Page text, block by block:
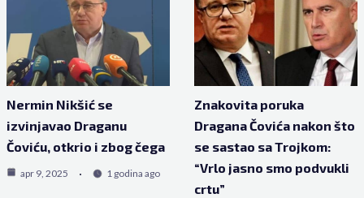
Nermin Nikšić se
izvinjavao Draganu
Čoviću, otkrio i zbog čega
apr 9, 2025 1 godina ago
Znakovita poruka
Dragana Čovića nakon što
se sastao sa Trojkom:
“Vrlo jasno smo podvukli
crtu”